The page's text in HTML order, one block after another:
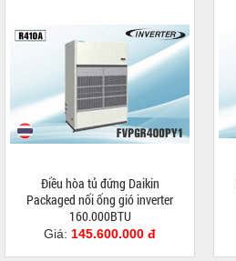
Điều hòa tủ đứng Daikin
Packaged nối ống gió inverter
160.000BTU
FVPR400QY1/RZUR400QY1
Giá: 145.600.000 đ